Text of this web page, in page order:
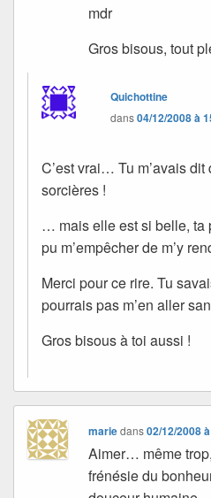
mdr
Gros bisous, tout
Quichottine
dans04/12/2008 à
C’est vrai… Tu m’avais dit
sorcières !
… mais elle est si belle, ta
pu m’empêcher de m’y
Merci pour ce rire. Tu
pourrais pas m’en aller
Gros bisous à toi aussi !
mariedans02/12/2008
Aimer… même
frénésie du